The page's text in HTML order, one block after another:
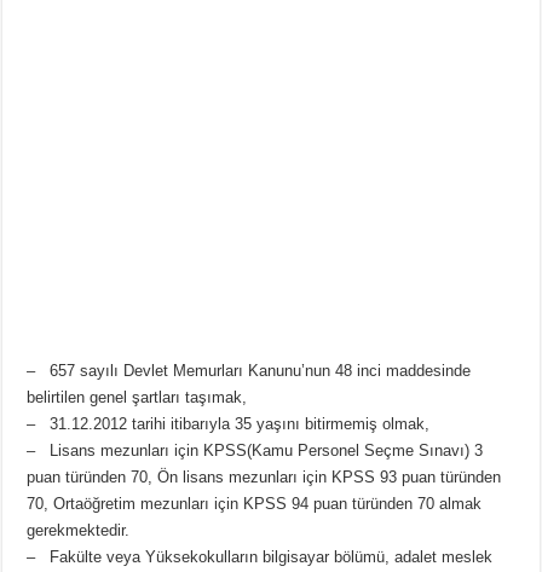
– 657 sayılı Devlet Memurları Kanunu’nun 48 inci maddesinde
belirtilen genel şartları taşımak,
– 31.12.2012 tarihi itibarıyla 35 yaşını bitirmemiş olmak,
– Lisans mezunları için KPSS(Kamu Personel Seçme Sınavı) 3
puan türünden 70, Ön lisans mezunları için KPSS 93 puan türünden
70, Ortaöğretim mezunları için KPSS 94 puan türünden 70 almak
gerekmektedir.
– Fakülte veya Yüksekokulların bilgisayar bölümü, adalet meslek